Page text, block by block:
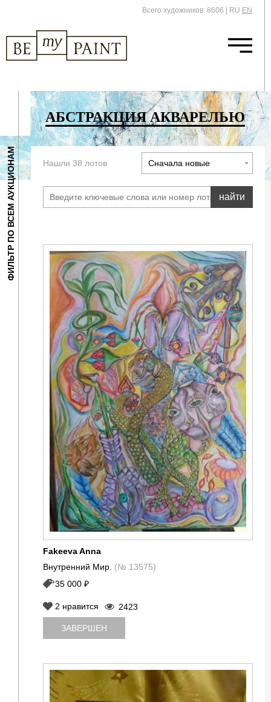
Всего художников: 8606 RU EN
АБСТРАКЦИЯ АКВАРЕЛЬЮ
ФИЛЬТР ПО ВСЕМ АУКЦИОНАМ Нашли 38 лотов
найти
Fakeeva Anna
Внутренний Мир. (№ 13575)
35 000 ₽
2 нравится 2423
ЗАВЕРШЕН